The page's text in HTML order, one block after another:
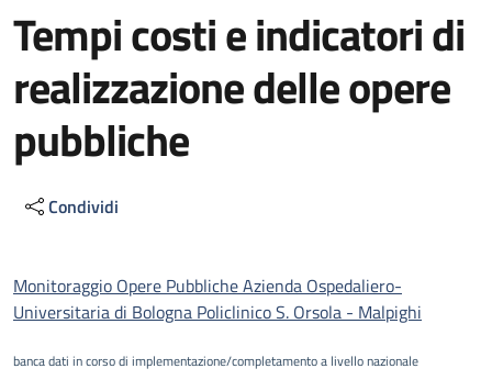
Tempi costi e indicatori di
realizzazione delle opere
pubbliche
Condividi
Descrizione
Monitoraggio Opere Pubbliche Azienda Ospedaliero-
Universitaria di Bologna Policlinico S. Orsola - Malpighi
banca dati in corso di implementazione/completamento a livello nazionale